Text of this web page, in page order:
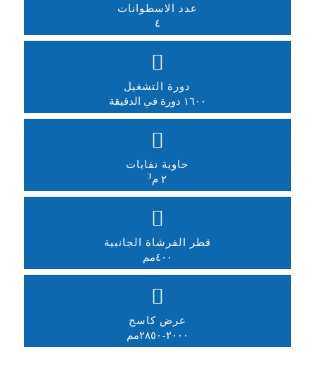
عدد الاسطوانات
٤
دورة التشغيل
١٦٠٠ دورة في الدقيقة
حاوية نفايات
٢ م³
قطر الفرشاة الجانبية
٤٠٠مم
عرض كاسح
٢٠٠٠-٢٨٥٠مم